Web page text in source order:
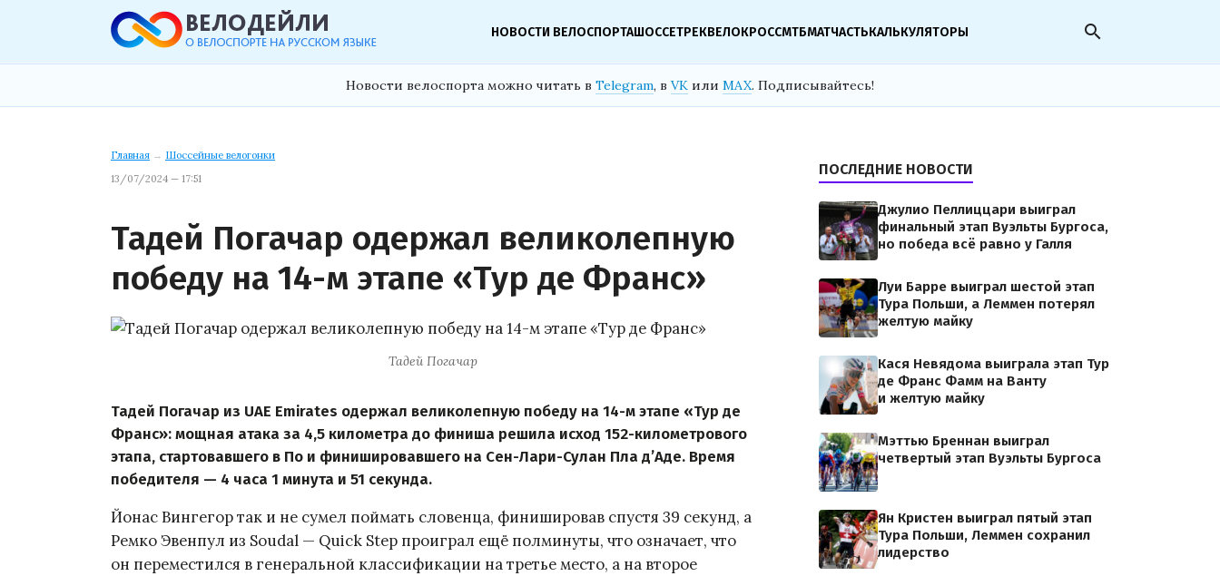
НОВОСТИ ВЕЛОСПОРТАШОССЕТРЕКВЕЛОКРОССМТБМАТЧАСТЬКАЛЬКУЛЯТОРЫ search
Новости велоспорта можно читать в Telegram, в VK или MAX. Подписывайтесь!
Главная → Шоссейные велогонки
13/07/2024 — 17:51
Тадей Погачар одержал великолепную
победу на 14-м этапе «Тур де Франс»
Тадей Погачар
Тадей Погачар из UAE Emirates одержал великолепную победу на 14-м этапе «Тур де
Франс»: мощная атака за 4,5 километра до финиша решила исход 152-километрового
этапа, стартовавшего в По и финишировавшего на Сен-Лари-Сулан Пла д’Аде. Время
победителя — 4 часа 1 минута и 51 секунда.
Йонас Вингегор так и не сумел поймать словенца, финишировав спустя 39 секунд, а
Ремко Эвенпул из Soudal — Quick Step проиграл ещё полминуты, что означает, что
он переместился в генеральной классификации на третье место, а на второе
ПОСЛЕДНИЕ НОВОСТИ
Джулио Пеллиццари выиграл
финальный этап Вуэльты Бургоса,
но победа всё равно у Галля
Луи Барре выиграл шестой этап
Тура Польши, а Леммен потерял
желтую майку
Кася Невядома выиграла этап Тур
де Франс Фамм на Ванту
и желтую майку
Мэттью Бреннан выиграл
четвертый этап Вуэльты Бургоса
Ян Кристен выиграл пятый этап
Тура Польши, Леммен сохранил
лидерство